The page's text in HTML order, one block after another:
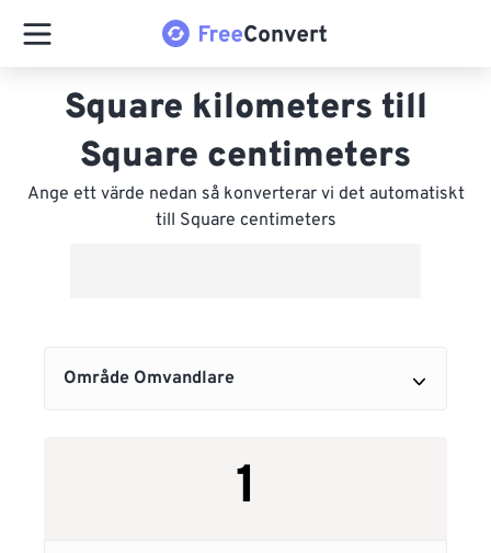
Square kilometers till
Square centimeters
Ange ett värde nedan så konverterar vi det automatiskt
till Square centimeters